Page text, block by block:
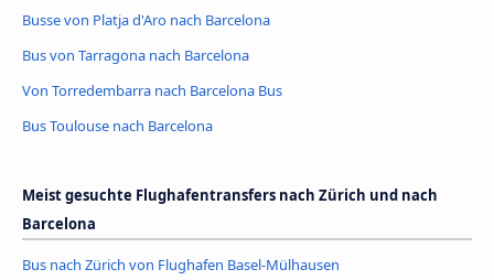
Busse von Platja d'Aro nach Barcelona
Bus von Tarragona nach Barcelona
Von Torredembarra nach Barcelona Bus
Bus Toulouse nach Barcelona
Meist gesuchte Flughafentransfers nach Zürich und nach
Barcelona
Bus nach Zürich von Flughafen Basel-Mülhausen